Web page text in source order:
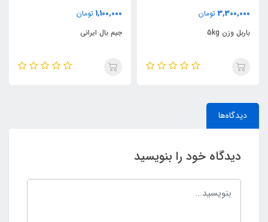
3,300,000 تومان
باربل وزن 5kg
1,100,000 تومان
جیم بال ایرانی
دیدگاه‌ها
دیدگاه خود را بنویسید